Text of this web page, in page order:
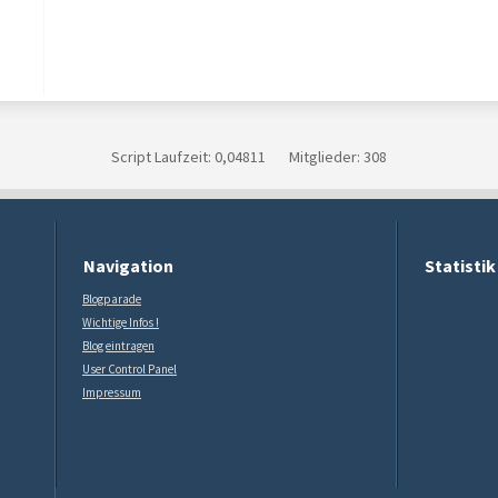
Script Laufzeit: 0,04811 Mitglieder: 308
Navigation
Blogparade
Wichtige Infos !
Blog eintragen
User Control Panel
Impressum
Statistik